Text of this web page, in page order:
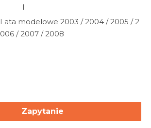
l
Lata modelowe 2003 / 2004 / 2005 / 2
006 / 2007 / 2008
Zapytanie